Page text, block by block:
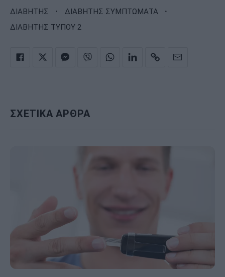
ΔΙΑΒΗΤΗΣ · ΔΙΑΒΗΤΗΣ ΣΥΜΠΤΩΜΑΤΑ ·
ΔΙΑΒΗΤΗΣ ΤΥΠΟΥ 2
ΣΧΕΤΙΚΑ ΑΡΘΡΑ